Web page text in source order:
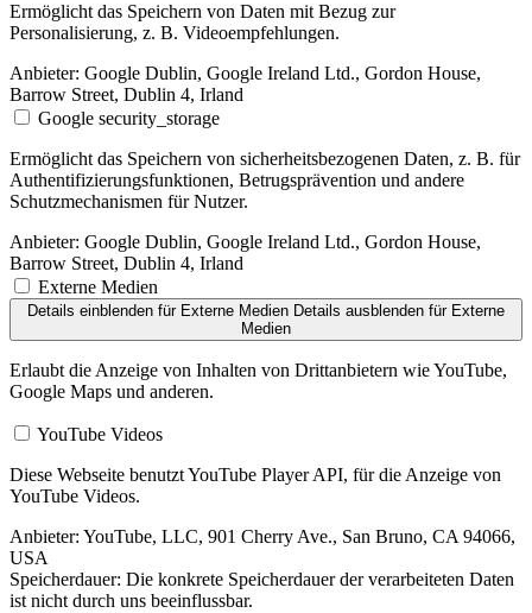
Ermöglicht das Speichern von Daten mit Bezug zur
Personalisierung, z. B. Videoempfehlungen.
Anbieter: Google Dublin, Google Ireland Ltd., Gordon House,
Barrow Street, Dublin 4, Irland
Google security_storage
Ermöglicht das Speichern von sicherheitsbezogenen Daten, z. B. für
Authentifizierungsfunktionen, Betrugsprävention und andere
Schutzmechanismen für Nutzer.
Anbieter: Google Dublin, Google Ireland Ltd., Gordon House,
Barrow Street, Dublin 4, Irland
Externe Medien
Details einblenden für Externe Medien Details ausblenden für Externe
Medien
Erlaubt die Anzeige von Inhalten von Drittanbietern wie YouTube,
Google Maps und anderen.
YouTube Videos
Diese Webseite benutzt YouTube Player API, für die Anzeige von
YouTube Videos.
Anbieter: YouTube, LLC, 901 Cherry Ave., San Bruno, CA 94066,
USA
Speicherdauer: Die konkrete Speicherdauer der verarbeiteten Daten
ist nicht durch uns beeinflussbar.